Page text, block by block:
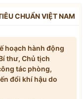
CHUẨN VIỆT NAM
hoạch hành động
thư, Chủ tịch
tác phòng,
đổi khí hậu do